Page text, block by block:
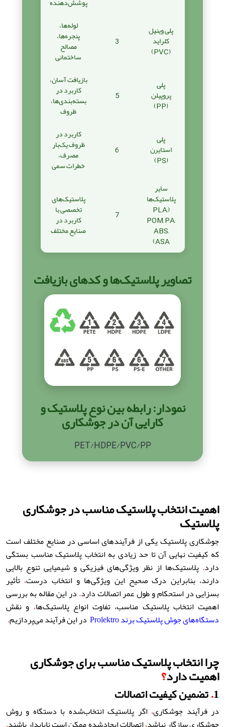
پلی وینیل
کلراید
(PVC)
3
لوله‌ها،
پنجره‌ها،
مصالح
ساختمانی
پلی
پروپیلن
(PP)
5
بازیافت آسان،
کاربرد در
بسته‌بندی‌ها،
ظروف
پلی
استایرن
(PS)
6
کاربرد در
ظروف یک‌بار
مصرف،
خطرات سمی
سایر
پلاستیک‌ها
(PLA,
POM, PA,
ABS,
ASA)
7
پلاستیک‌های
تخصصی با
کاربرد در
صنایع مختلف
تصاویر پلاستیک‌ها و کدهای بازیافت
نمودار: رابطه بین نوع پلاستیک و
کارایی آن در جوشکاری
PET/HDPE/PVC/PP
اهمیت انتخاب پلاستیک مناسب در جوشکاری
پلاستیک
جوشکاری پلاستیک یکی از فرآیندهای اساسی در صنایع مختلف است
که کیفیت نهایی آن تا حد زیادی به انتخاب پلاستیک مناسب بستگی
دارد. پلاستیک‌ها از نظر ویژگی‌های فیزیکی و شیمیایی تنوع بالایی
دارند، بنابراین درک صحیح این ویژگی‌ها و انتخاب درست، تأثیر
بسزایی در استحکام و طول عمر اتصالات دارد.در این مقاله به بررسی
اهمیت انتخاب پلاستیک مناسب، تفاوت انواع پلاستیک‌ها، و نقش
دستگاه‌های جوش پلاستیک برند Prolektro
در این فرآیند می‌پردازیم.
چرا انتخاب پلاستیک مناسب برای جوشکاری
اهمیت دارد؟
1
.تضمین کیفیت اتصالات
در فرآیند جوشکاری، اگر پلاستیک انتخاب‌شده با دستگاه و روش